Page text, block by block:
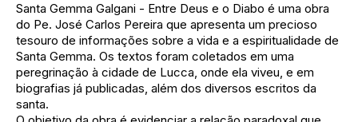
Santa Gemma Galgani - Entre Deus e o Diabo é uma obra
do Pe. José Carlos Pereira que apresenta um precioso
tesouro de informações sobre a vida e a espiritualidade de
Santa Gemma. Os textos foram coletados em uma
peregrinação à cidade de Lucca, onde ela viveu, e em
biografias já publicadas, além dos diversos escritos da
santa.